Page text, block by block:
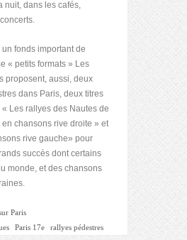
nuit, dans les cafés,
un fonds important de
« petits formats » Les
proposent, aussi, deux
dans Paris, deux titres
Les rallyes des Nautes de
en chansons rive droite » et
rive gauche» pour
succès dont certains
monde, et des chansons
Paris
Paris 17e rallyes pédestres